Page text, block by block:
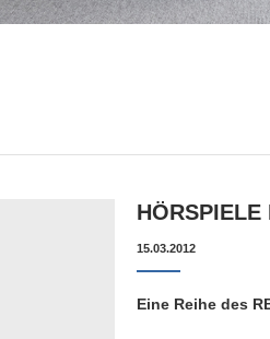
HÖRSPIELE
15.03.2012
Eine Reihe des